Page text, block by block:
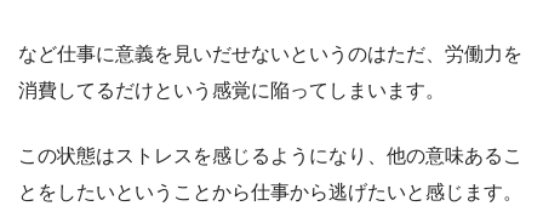
など仕事に意義を見いだせないというのはただ、労働力を
消費してるだけという感覚に陥ってしまいます。
この状態はストレスを感じるようになり、他の意味あるこ
とをしたいということから仕事から逃げたいと感じます。